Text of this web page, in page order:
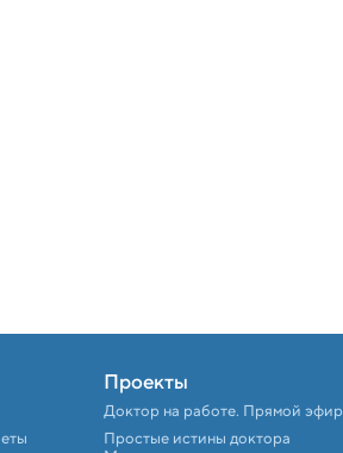
Проекты
Доктор на работе. Прямой эфир
Простые истины доктора